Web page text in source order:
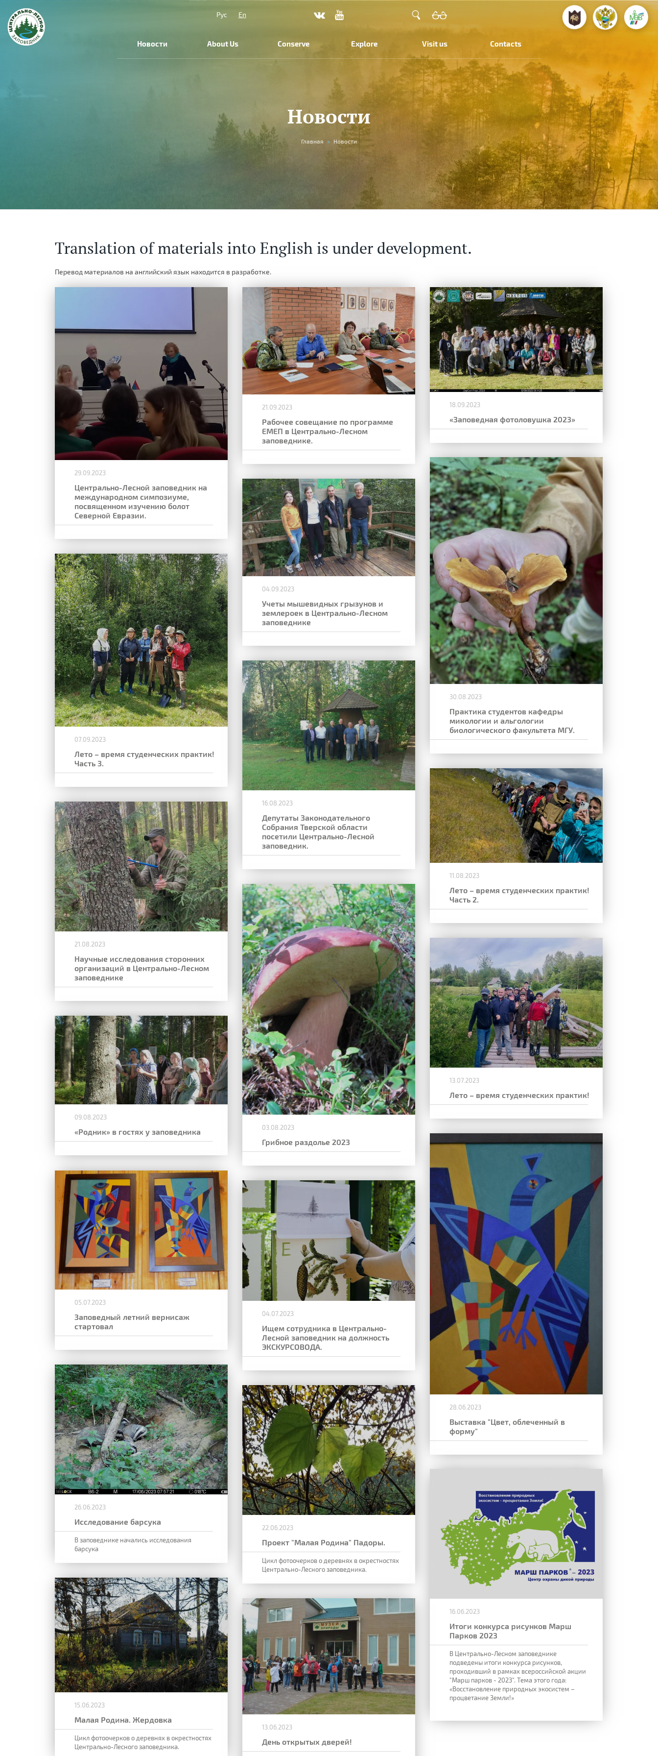
Рус En
Новости About Us Conserve Explore Visit us Contacts
Новости
Главная » Новости
Translation of materials into English is under development.
Перевод материалов на английский язык находится в разработке.
29.09.2023
Центрально-Лесной заповедник на
международном симпозиуме,
посвященном изучению болот
Северной Евразии.
21.09.2023
Рабочее совещание по программе
ЕМЕП в Центрально-Лесном
заповеднике.
18.09.2023
«Заповедная фотоловушка 2023»
07.09.2023
Лето – время студенческих практик!
Часть 3.
04.09.2023
Учеты мышевидных грызунов и
землероек в Центрально-Лесном
заповеднике
30.08.2023
Практика студентов кафедры
микологии и альгологии
биологического факультета МГУ.
21.08.2023
Научные исследования сторонних
организаций в Центрально-Лесном
заповеднике
16.08.2023
Депутаты Законодательного
Собрания Тверской области
посетили Центрально-Лесной
заповедник.
11.08.2023
Лето – время студенческих практик!
Часть 2.
09.08.2023
«Родник» в гостях у заповедника 03.08.2023
Грибное раздолье 2023
13.07.2023
Лето – время студенческих практик!
05.07.2023
Заповедный летний вернисаж
стартовал
04.07.2023
Ищем сотрудника в Центрально-
Лесной заповедник на должность
ЭКСКУРСОВОДА.
28.06.2023
Выставка "Цвет, облеченный в
форму"
26.06.2023
Исследование барсука
В заповеднике начались исследования
барсука
22.06.2023
Проект "Малая Родина" Падоры.
Цикл фотоочерков о деревнях в окрестностях
Центрально-Лесного заповедника.
16.06.2023
Итоги конкурса рисунков Марш
Парков 2023
В Центрально-Лесном заповеднике
подведены итоги конкурса рисунков,
проходивший в рамках всероссийской акции
"Марш парков - 2023". Тема этого года:
«Восстановление природных экосистем –
процветание Земли!»
15.06.2023
Малая Родина. Жердовка
Цикл фотоочерков о деревнях в окрестностях
Центрально-Лесного заповедника.
13.06.2023
День открытых дверей!